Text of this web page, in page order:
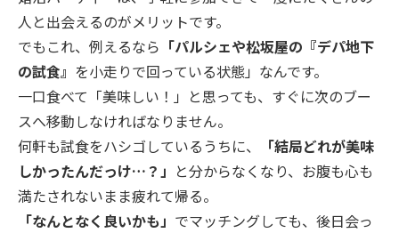
人と出会えるのがメリットです。
でもこれ、例えるなら 「パルシェや松坂屋の『デパ地下
の試食』 を小走りで回っている状態」なんです。
​一口食べて「美味しい！」と思っても、すぐに次のブー
スへ移動しなければなりません。
何軒も試食をハシゴしているうちに、
「結局どれが美味
しかったんだっけ…？」 と分からなくなり、お腹も心も
満たされないまま疲れて帰る。
​「なんとなく良いかも」 でマッチングしても、後日会っ